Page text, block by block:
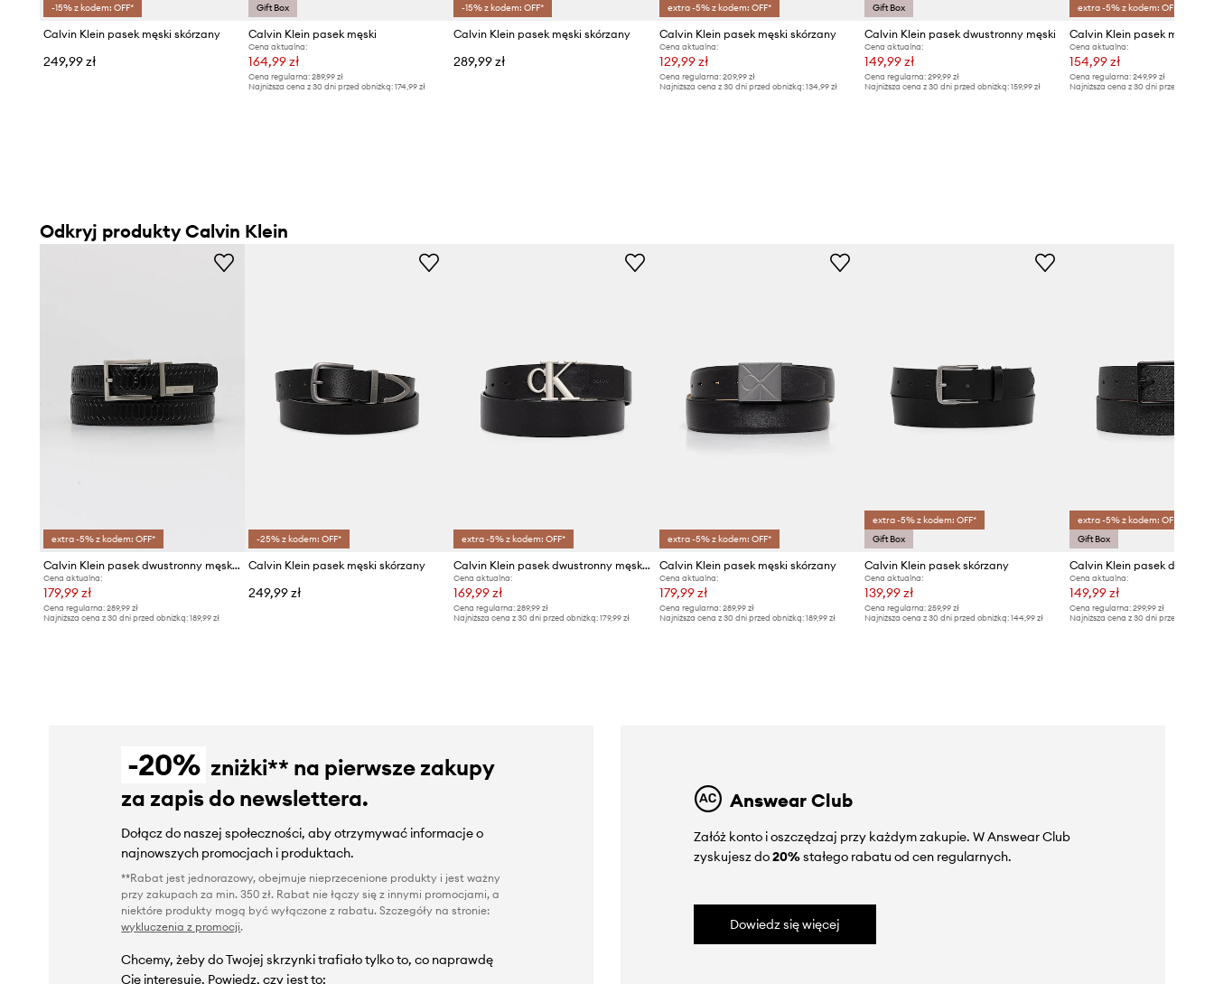
-15% z kodem: OFF*
Calvin Klein pasek męski skórzany
249,99 zł
Gift Box
Calvin Klein pasek męski
Cena aktualna:
164,99 zł
Cena regularna:289,99 zł
Najniższa cena z 30 dni przed obniżką:174,99 zł
-15% z kodem: OFF*
Calvin Klein pasek męski skórzany
289,99 zł
extra -5% z kodem: OFF*
Calvin Klein pasek męski skórzany
Cena aktualna:
129,99 zł
Cena regularna: 209,99 zł
Najniższa cena z 30 dni przed obniżką: 134,99 zł
Gift Box
Calvin Klein pasek dwustronny męski
Cena aktualna:
149,99 zł
Cena regularna:299,99 zł
Najniższa cena z 30 dni przed obniżką:159,99 zł
extra -5% z kodem: OFF*
Calvin Klein pasek męski
Cena aktualna:
154,99 zł
Cena regularna: 249,99 zł
Najniższa cena z 30 dni przed obniżką:
Odkryj produkty Calvin Klein
extra -5% z kodem: OFF*
Calvin Klein pasek dwustronny męski skórzany
Cena aktualna:
179,99 zł
Cena regularna: 289,99 zł
Najniższa cena z 30 dni przed obniżką: 189,99 zł
-25% z kodem: OFF*
Calvin Klein pasek męski skórzany
249,99 zł
extra -5% z kodem: OFF*
Calvin Klein pasek dwustronny męski skórzany
Cena aktualna:
169,99 zł
Cena regularna: 289,99 zł
Najniższa cena z 30 dni przed obniżką: 179,99 zł
extra -5% z kodem: OFF*
Calvin Klein pasek męski skórzany
Cena aktualna:
179,99 zł
Cena regularna: 289,99 zł
Najniższa cena z 30 dni przed obniżką: 189,99 zł
extra -5% z kodem: OFF*
Gift Box
Calvin Klein pasek skórzany
Cena aktualna:
139,99 zł
Cena regularna:259,99 zł
Najniższa cena z 30 dni przed obniżką:144,99 zł
extra -5% z kodem: OFF*
Gift Box
Calvin Klein pasek
Cena aktualna:
149,99 zł
Cena regularna: 299,99 zł
Najniższa cena z 30 dni przed obniżką:
-20% zniżki** na pierwsze zakupy
za zapis do newslettera.
Dołącz do naszej społeczności, aby otrzymywać informacje o
najnowszych promocjach i produktach.
**Rabat jest jednorazowy, obejmuje nieprzecenione produkty i jest ważny
przy zakupach za min. 350 zł. Rabat nie łączy się z innymi promocjami, a
niektóre produkty mogą być wyłączone z rabatu. Szczegóły na stronie:
wykluczenia z promocji.
Chcemy, żeby do Twojej skrzynki trafiało tylko to, co naprawdę
Cię interesuje. Powiedz, czy jest to:
Answear Club
Załóż konto i oszczędzaj przy każdym zakupie. W Answear Club
zyskujesz do20%stałego rabatu od cen regularnych.
Dowiedz się więcej